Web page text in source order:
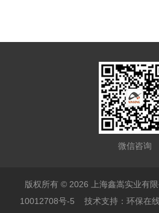
微信咨询
版权所有 © 2026 上海鑫嵩实业有
10012708号-5 技术支持：环保在